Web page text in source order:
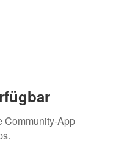
Community-App